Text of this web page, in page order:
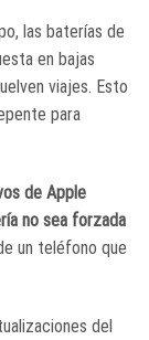
las baterías de
en bajas
viajes. Esto
para
de Apple
no sea forzada
un teléfono que
del